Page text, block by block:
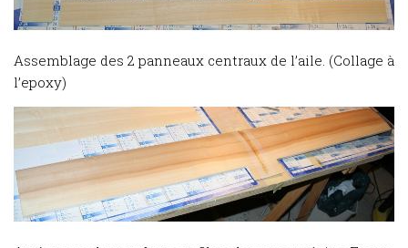
Assemblage des 2 panneaux centraux de l’aile. (Collage à
l’epoxy)